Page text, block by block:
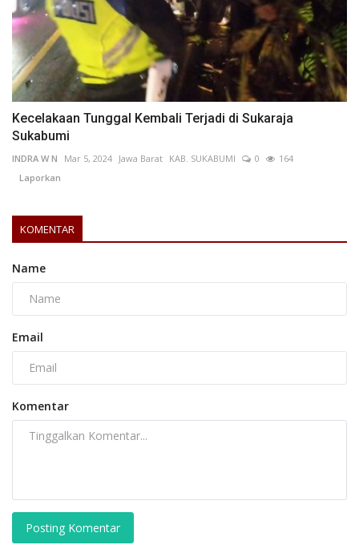
Kecelakaan Tunggal Kembali Terjadi di Sukaraja
Sukabumi
INDRA W N Mar 5, 2024 Jawa Barat KAB. SUKABUMI 0
164
Laporkan
KOMENTAR
Name
Email
Komentar
Posting Komentar